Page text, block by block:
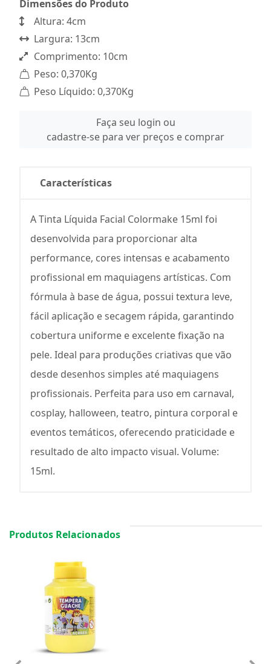
Dimensões do Produto
Altura: 4cm
Largura: 13cm
Comprimento: 10cm
Peso: 0,370Kg
Peso Líquido: 0,370Kg
Faça seu login ou
cadastre-se para ver preços e comprar
Características
A Tinta Líquida Facial Colormake 15ml foi
desenvolvida para proporcionar alta
performance, cores intensas e acabamento
profissional em maquiagens artísticas. Com
fórmula à base de água, possui textura leve,
fácil aplicação e secagem rápida, garantindo
cobertura uniforme e excelente fixação na
pele. Ideal para produções criativas que vão
desde desenhos simples até maquiagens
profissionais. Perfeita para uso em carnaval,
cosplay, halloween, teatro, pintura corporal e
eventos temáticos, oferecendo praticidade e
resultado de alto impacto visual. Volume:
15ml.
Produtos Relacionados